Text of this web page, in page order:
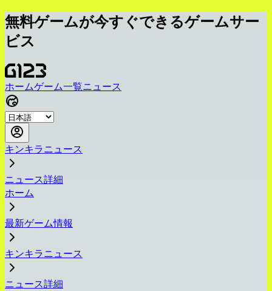
無料ゲームが今すぐできるゲームサー
ビス
ホームゲーム一覧ニュース
キンキラニュース
ニュース詳細
ホーム
最新ゲーム情報
キンキラニュース
ニュース詳細